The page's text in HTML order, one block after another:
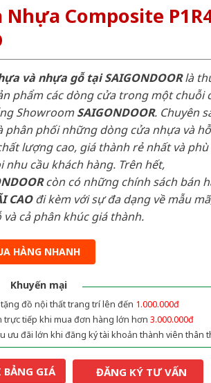
Nhựa Composite
và nhựa gỗ tại SAIGONDOORlà
phẩm các dòng cửa trong một chuỗi
ShowroomSAIGONDOOR. Chuyên
phân phối những dòng cửa nhựa và
lượng cao, giá thành rẻ nhất và
nhu cầu khách hàng. Trên hết,
còn có những chính sách bán
CAOđi kèm với sự đa dạng về mẫu
và cả phân khúc giá thành.
HÀNG NHANH
Khuyến mại
đồ nội thất trang trí lên đến 1.000.000đ
trực tiếp khi mua đơn hàng lớn hơn 3.000.000đ
ưu đãi lớn khi đăng ký tài khoản thành viên thân
BẢNG GIÁ ĐĂNG KÝ TƯ VẤN